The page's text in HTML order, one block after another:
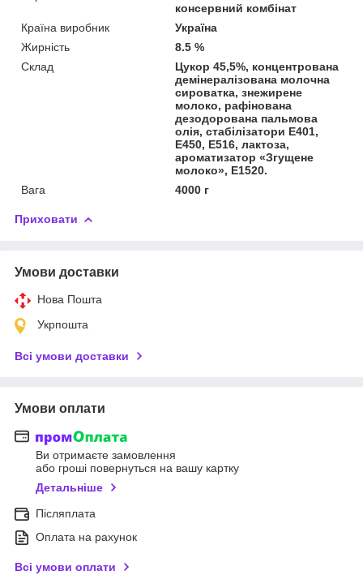
консервний комбінат
Країна виробник
Україна
Жирність
8.5 %
Склад
Цукор 45,5%, концентрована
демінералізована молочна
сироватка, знежирене
молоко, рафінована
дезодорована пальмова
олія, стабілізатори Е401,
Е450, Е516, лактоза,
ароматизатор «Згущене
молоко», Е1520.
Вага
4000 г
Приховати
Умови доставки
Нова Пошта
Укрпошта
Всі умови доставки
Умови оплати
Ви отримаєте замовлення
або гроші повернуться на вашу картку
Детальніше
Післяплата
Оплата на рахунок
Всі умови оплати